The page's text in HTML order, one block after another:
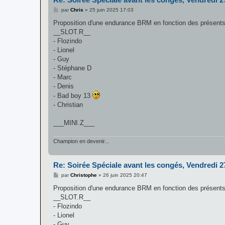
M
s
a
g
par Chris » 25 juin 2025 17:03
Proposition d'une endurance BRM en fonction des présents
__SLOT.R__
- Flozindo
- Lionel
- Guy
- Stéphane D
- Marc
- Denis
- Bad boy 13
- Christian
___MINI.Z___
Champion en devenir...
Re: Soirée Spéciale avant les congés, Vendredi
M
s
a
g
parChristophe» 26 juin 2025 20:47
Proposition d'une endurance BRM en fonction des présents
__SLOT.R__
- Flozindo
- Lionel